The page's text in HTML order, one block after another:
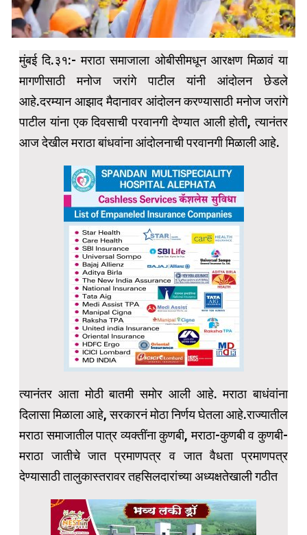
मुंबई दि.३१:- मराठा समाजाला ओबीसीमधून आरक्षण मिळावं या
मागणीसाठी मनोज जरांगे पाटील यांनी आंदोलन छेडले
आहे.दरम्यान आझाद मैदानावर आंदोलन करण्यासाठी मनोज जरांगे
पाटील यांना एक दिवसाची परवानगी देण्यात आली होती, त्यानंतर
आज देखील मराठा बांधवांना आंदोलनाची परवानगी मिळाली आहे.
त्यानंतर आता मोठी बातमी समोर आली आहे. मराठा बाधंवांना
दिलासा मिळाला आहे, सरकारनं मोठा निर्णय घेतला आहे.राज्यातील
मराठा समाजातील पात्र व्यक्तींना कुणबी, मराठा-कुणबी व कुणबी-
मराठा जातीचे जात प्रमाणपत्र व जात वैधता प्रमाणपत्र
देण्यासाठी तालुकास्तरावर तहसिलदारांच्या अध्यक्षतेखाली गठीत